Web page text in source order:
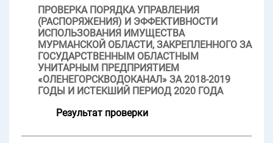
ПРОВЕРКА ПОРЯДКА УПРАВЛЕНИЯ
(РАСПОРЯЖЕНИЯ) И ЭФФЕКТИВНОСТИ
ИСПОЛЬЗОВАНИЯ ИМУЩЕСТВА
МУРМАНСКОЙ ОБЛАСТИ, ЗАКРЕПЛЕННОГО ЗА
ГОСУДАРСТВЕННЫМ ОБЛАСТНЫМ
УНИТАРНЫМ ПРЕДПРИЯТИЕМ
«ОЛЕНЕГОРСКВОДОКАНАЛ» ЗА 2018-2019
ГОДЫ И ИСТЕКШИЙ ПЕРИОД 2020 ГОДА
Результат проверки